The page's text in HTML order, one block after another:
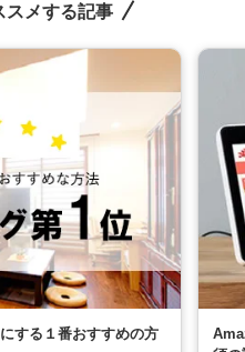
スメする記事
する１番おすすめの方